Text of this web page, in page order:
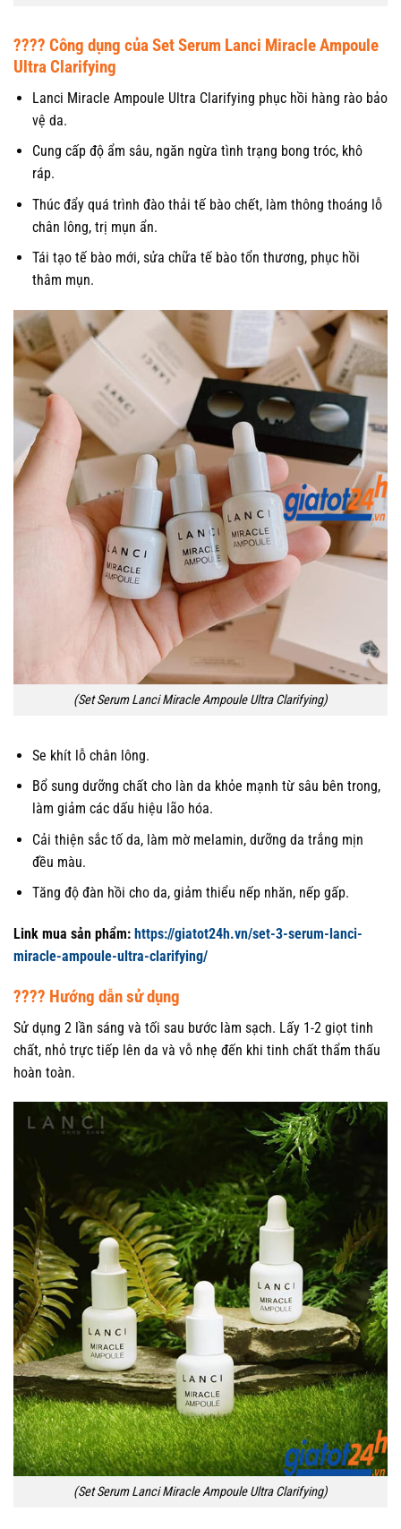
???? Công dụng của Set Serum Lanci Miracle Ampoule
Ultra Clarifying
Lanci Miracle Ampoule Ultra Clarifying phục hồi hàng rào bảo
vệ da.
Cung cấp độ ẩm sâu, ngăn ngừa tình trạng bong tróc, khô
ráp.
Thúc đẩy quá trình đào thải tế bào chết, làm thông thoáng lỗ
chân lông, trị mụn ẩn.
Tái tạo tế bào mới, sửa chữa tế bào tổn thương, phục hồi
thâm mụn.
(Set Serum Lanci Miracle Ampoule Ultra Clarifying)
Se khít lỗ chân lông.
Bổ sung dưỡng chất cho làn da khỏe mạnh từ sâu bên trong,
làm giảm các dấu hiệu lão hóa.
Cải thiện sắc tố da, làm mờ melamin, dưỡng da trắng mịn
đều màu.
Tăng độ đàn hồi cho da, giảm thiểu nếp nhăn, nếp gấp.
Link mua sản phẩm: https://giatot24h.vn/set-3-serum-lanci-
miracle-ampoule-ultra-clarifying/
???? Hướng dẫn sử dụng
Sử dụng 2 lần sáng và tối sau bước làm sạch. Lấy 1-2 giọt tinh
chất, nhỏ trực tiếp lên da và vỗ nhẹ đến khi tinh chất thẩm thấu
hoàn toàn.
(Set Serum Lanci Miracle Ampoule Ultra Clarifying)